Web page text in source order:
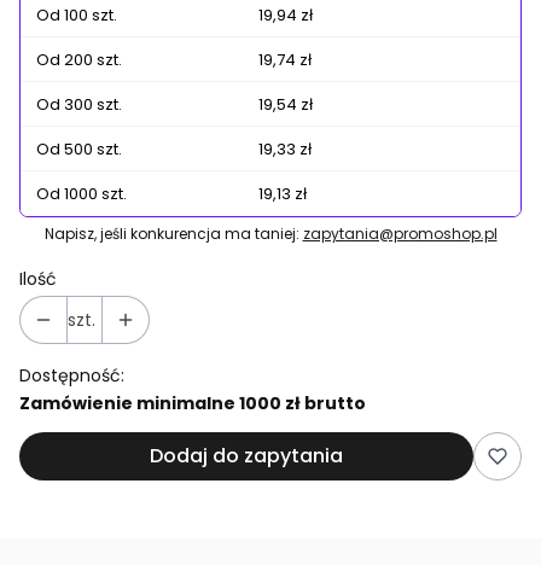
Od 100 szt.
19,94 zł
Od 200 szt.
19,74 zł
Od 300 szt.
19,54 zł
Od 500 szt.
19,33 zł
Od 1000 szt.
19,13 zł
Napisz, jeśli konkurencja ma taniej: zapytania@promoshop.pl
Ilość
szt.
Dostępność:
Zamówienie minimalne 1000 zł brutto
Dodaj do zapytania